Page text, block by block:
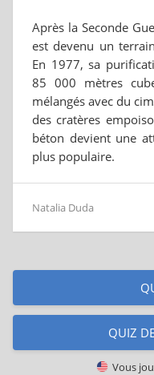
Après la Seconde
est devenu un
En 1977, sa
85 000 mètres
mélangés avec du
des cratères
béton devient une
plus populaire.
Natalia Duda
QUIZ
Vous